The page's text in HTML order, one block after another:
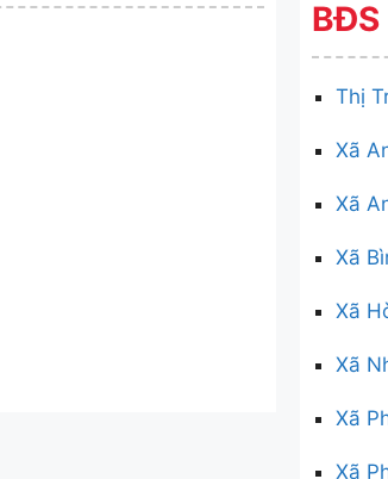
BĐS
Thị
Xã
Xã
Xã
Xã
Xã
Xã
Xã